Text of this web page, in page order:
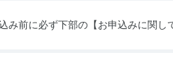
み前に必ず下部の 【お申込みに関し